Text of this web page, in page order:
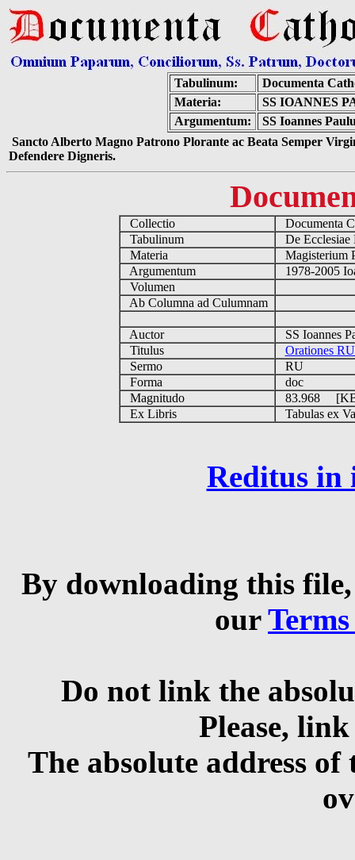
Tabulinum:
Documenta
Materia:
SS IOANNES
Argumentum:
SS Ioannes
Sancto Alberto Magno Patrono Plorante ac Beata Semper
Defendere Digneris.
Collectio
Documenta
Tabulinum
De
Materia
Magisterium
Argumentum
1978-2005
Volumen
Ab Columna ad Culumnam
Auctor
SS Ioannes
Titulus
Orationes
Sermo
RU
Forma
doc
Magnitudo
83.968
Ex Libris
Tabulas ex
Reditus in
By downloading this
our
Do not link the
Please,
The absolute address